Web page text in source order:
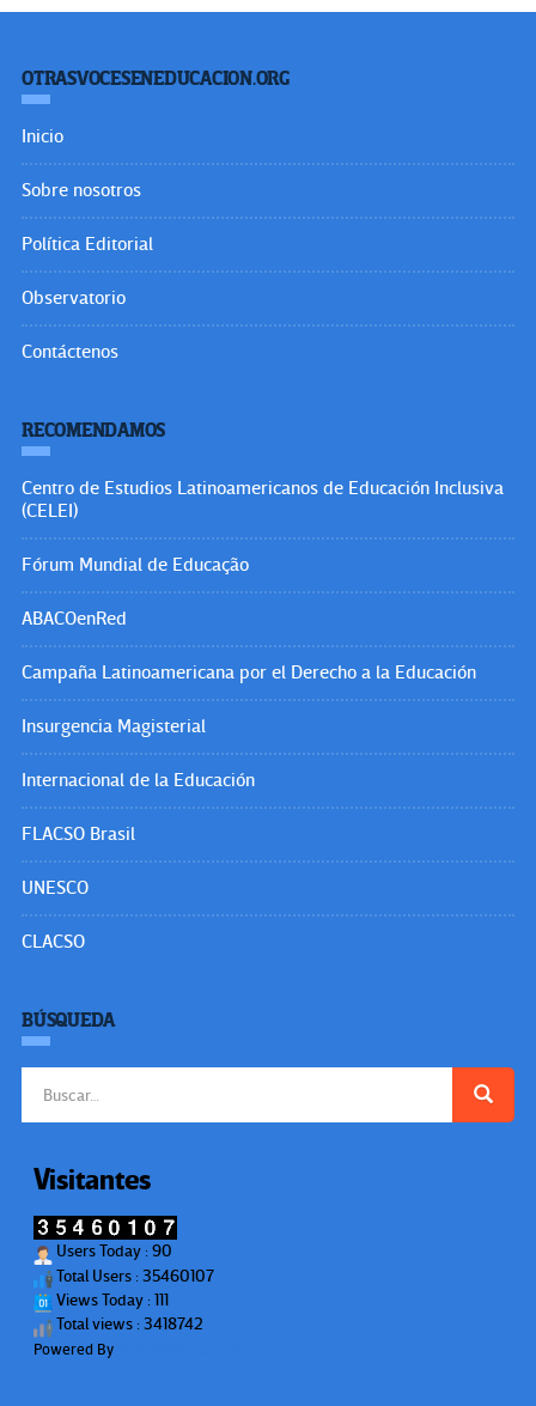
OTRASVOCESENEDUCACION.ORG
Inicio
Sobre nosotros
Política Editorial
Observatorio
Contáctenos
RECOMENDAMOS
Centro de Estudios Latinoamericanos de Educación Inclusiva
(CELEI)
Fórum Mundial de Educação
ABACOenRed
Campaña Latinoamericana por el Derecho a la Educación
Insurgencia Magisterial
Internacional de la Educación
FLACSO Brasil
UNESCO
CLACSO
BÚSQUEDA
Visitantes
Users Today : 90
Total Users : 35460107
Views Today : 111
Total views : 3418742
Powered By